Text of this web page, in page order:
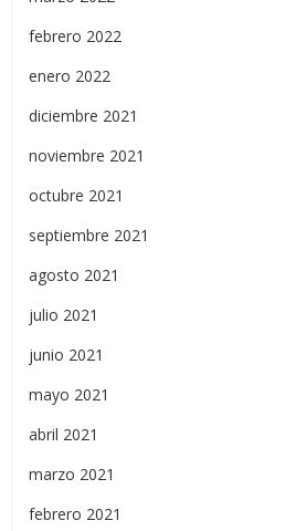
febrero 2022
enero 2022
diciembre 2021
noviembre 2021
octubre 2021
septiembre 2021
agosto 2021
julio 2021
junio 2021
mayo 2021
abril 2021
marzo 2021
febrero 2021